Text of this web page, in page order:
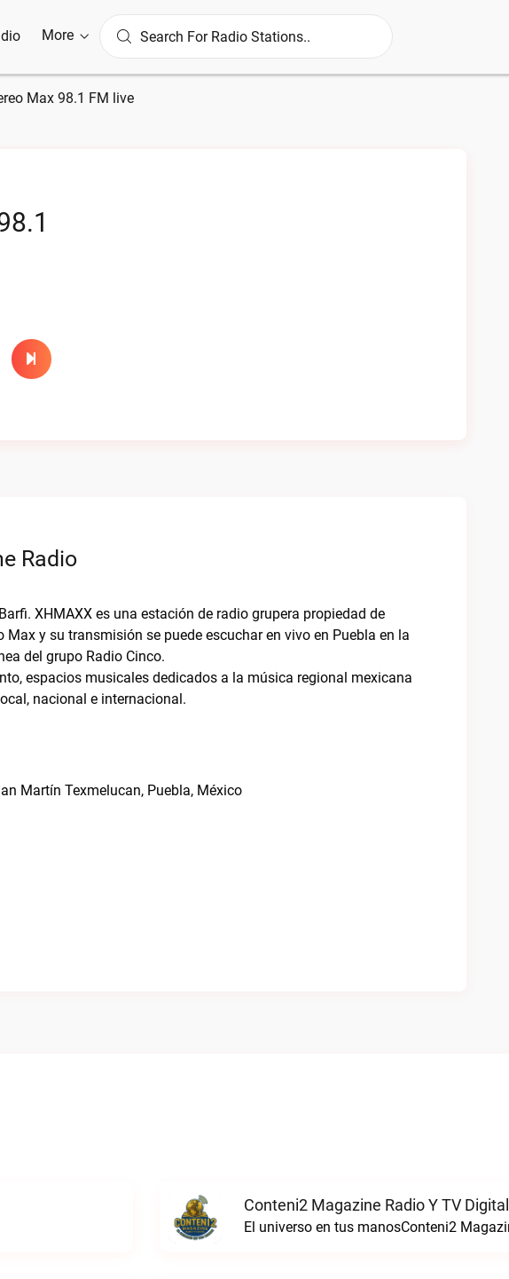
More
Max 98.1 FM live
Radio
XHMAXX es una estación de radio grupera propiedad de
y su transmisión se puede escuchar en vivo en Puebla en la
del grupo Radio Cinco.
espacios musicales dedicados a la música regional mexicana
nacional e internacional.
Martín Texmelucan, Puebla, México
Conteni2 Magazine Radio Y TV
El universo en tus manosConteni2